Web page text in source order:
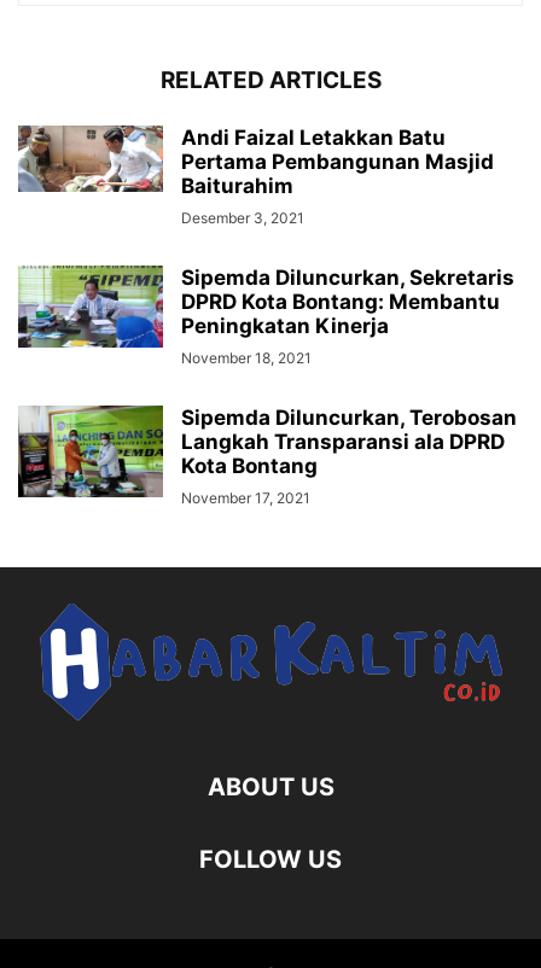
RELATED ARTICLES
Andi Faizal Letakkan Batu
Pertama Pembangunan Masjid
Baiturahim
Desember 3, 2021
Sipemda Diluncurkan, Sekretaris
DPRD Kota Bontang: Membantu
Peningkatan Kinerja
November 18, 2021
Sipemda Diluncurkan, Terobosan
Langkah Transparansi ala DPRD
Kota Bontang
November 17, 2021
ABOUT US
FOLLOW US